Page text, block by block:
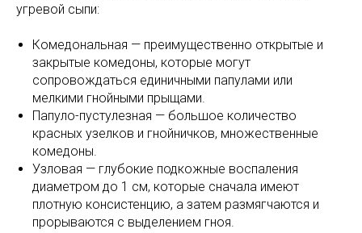
угревой сыпи:
Комедональная — преимущественно открытые и
закрытые комедоны, которые могут
сопровождаться единичными папулами или
мелкими гнойными прыщами.
Папуло-пустулезная — большое количество
красных узелков и гнойничков, множественные
комедоны.
Узловая — глубокие подкожные воспаления
диаметром до 1 см, которые сначала имеют
плотную консистенцию, а затем размягчаются и
прорываются с выделением гноя.